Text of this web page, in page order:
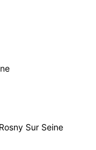
Sur Seine